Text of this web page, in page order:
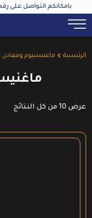
بامكانكم التواصل على
الرئيسية ماغنيسيوم ومعادن
عرض ⁦10⁩ من كل النتائج